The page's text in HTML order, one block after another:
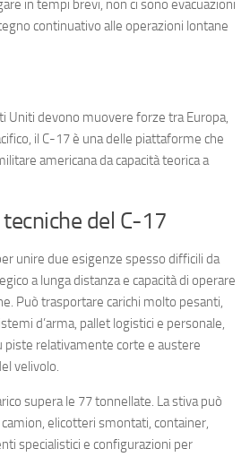
in tempi brevi, non ci sono evacuazioni
continuativo alle operazioni lontane
Uniti devono muovere forze tra Europa,
il C-17 è una delle piattaforme che
americana da capacità teorica a
del C-17
unire due esigenze spesso difficili da
a lunga distanza e capacità di operare
Può trasportare carichi molto pesanti,
d’arma, pallet logistici e personale,
piste relativamente corte e austere
velivolo.
supera le 77 tonnellate. La stiva può
elicotteri smontati, container,
specialistici e configurazioni per